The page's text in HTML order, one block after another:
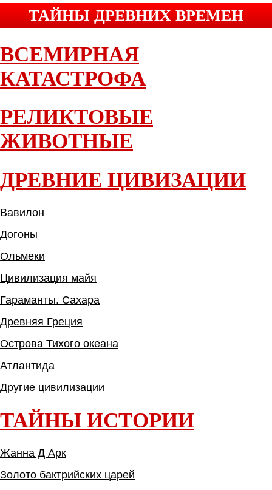
ТАЙНЫ ДРЕВНИХ ВРЕМЕН
ВСЕМИРНАЯ
КАТАСТРОФА
РЕЛИКТОВЫЕ
ЖИВОТНЫЕ
ДРЕВНИЕ ЦИВИЗАЦИИ
Вавилон
Догоны
Ольмеки
Цивилизация майя
Гараманты. Сахара
Древняя Греция
Острова Тихого океана
Атлантида
Другие цивилизации
ТАЙНЫ ИСТОРИИ
Жанна Д Арк
Золото бактрийских царей